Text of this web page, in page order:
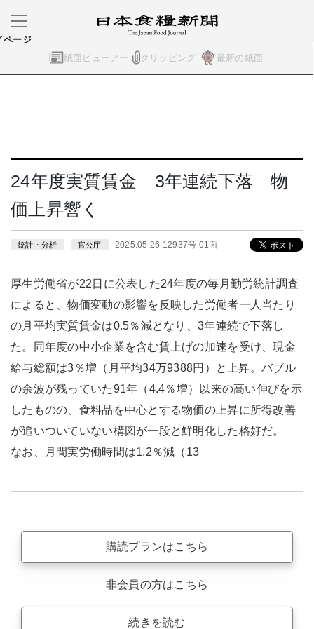
紙面ビューアー クリッピング 最新の紙面
ページ
24年度実質賃金 3年連続下落 物
価上昇響く
統計・分析 官公庁 2025.05.26 12937号 01面
厚生労働省が22日に公表した24年度の毎月勤労統計調査
によると、物価変動の影響を反映した労働者一人当たり
の月平均実質賃金は0.5％減となり、3年連続で下落し
た。同年度の中小企業を含む賃上げの加速を受け、現金
給与総額は3％増（月平均34万9388円）と上昇。バブル
の余波が残っていた91年（4.4％増）以来の高い伸びを示
したものの、食料品を中心とする物価の上昇に所得改善
が追いついていない構図が一段と鮮明化した格好だ。
なお、月間実労働時間は1.2％減（13
購読プランはこちら
非会員の方はこちら
続きを読む